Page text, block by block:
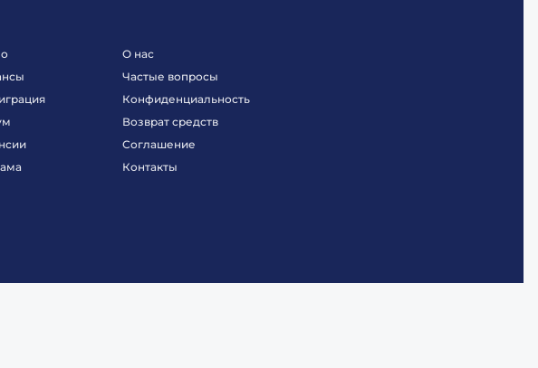
О нас
Частые вопросы
Конфиденциальность
Возврат средств
Соглашение
Контакты